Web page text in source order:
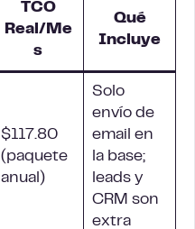
TCO
Real/Me
s
Qué
Incluye
$117.80
(paquete
anual)
Solo
envío de
email en
la base;
leads y
CRM son
extra